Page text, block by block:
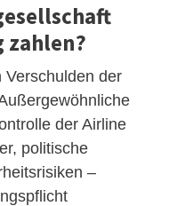
zahlen?
Verschulden der
der Airline
politische
–